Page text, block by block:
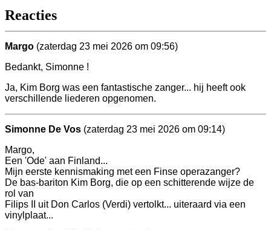
Reacties
Margo (zaterdag 23 mei 2026 om 09:56)
Bedankt, Simonne !
Ja, Kim Borg was een fantastische zanger... hij heeft ook
verschillende liederen opgenomen.
Simonne De Vos (zaterdag 23 mei 2026 om 09:14)
Margo,
Een 'Ode' aan Finland...
Mijn eerste kennismaking met een Finse operazanger?
De bas-bariton Kim Borg, die op een schitterende wijze de
rol van
Filips II uit Don Carlos (Verdi) vertolkt... uiteraard via een
vinylplaat...